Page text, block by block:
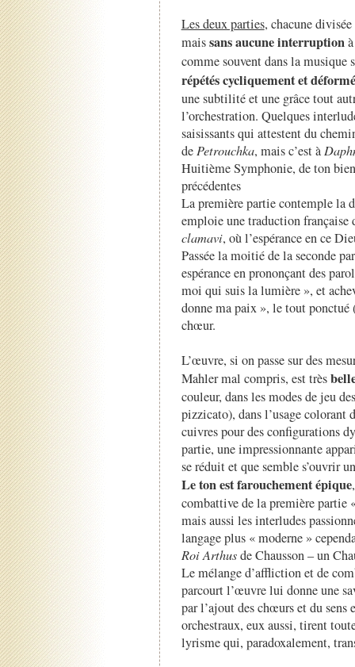
Les deux parties, chacune
maissans aucune interruptionà
comme souvent dans la
répétés cycliquement et
une subtilité et une grâce tout
l’orchestration. Quelques
saisissants qui attestent du
de Petrouchka, mais c’est à
Huitième Symphonie, de ton
précédentes
La première partie contemple la
emploie une traduction française
clamavi, où l’espérance en ce
Passée la moitié de la seconde
espérance en prononçant des
moi qui suis la lumière », et
donne ma paix », le tout ponctué
chœur.
L’œuvre, si on passe sur des
Mahler mal compris, est très
couleur, dans les modes de jeu
pizzicato), dans l’usage colorant
cuivres pour des configurations
partie, une impressionnante
se réduit et que semble s’ouvrir
Le ton est farouchement épique
combattive de la première partie
mais aussi les interludes
langage plus « moderne »
Roi Arthusde Chausson – un
Le mélange d’affliction et de
parcourt l’œuvre lui donne une
par l’ajout des chœurs et du
orchestraux, eux aussi, tirent
lyrisme qui, paradoxalement,